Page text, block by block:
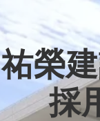
祐榮
採